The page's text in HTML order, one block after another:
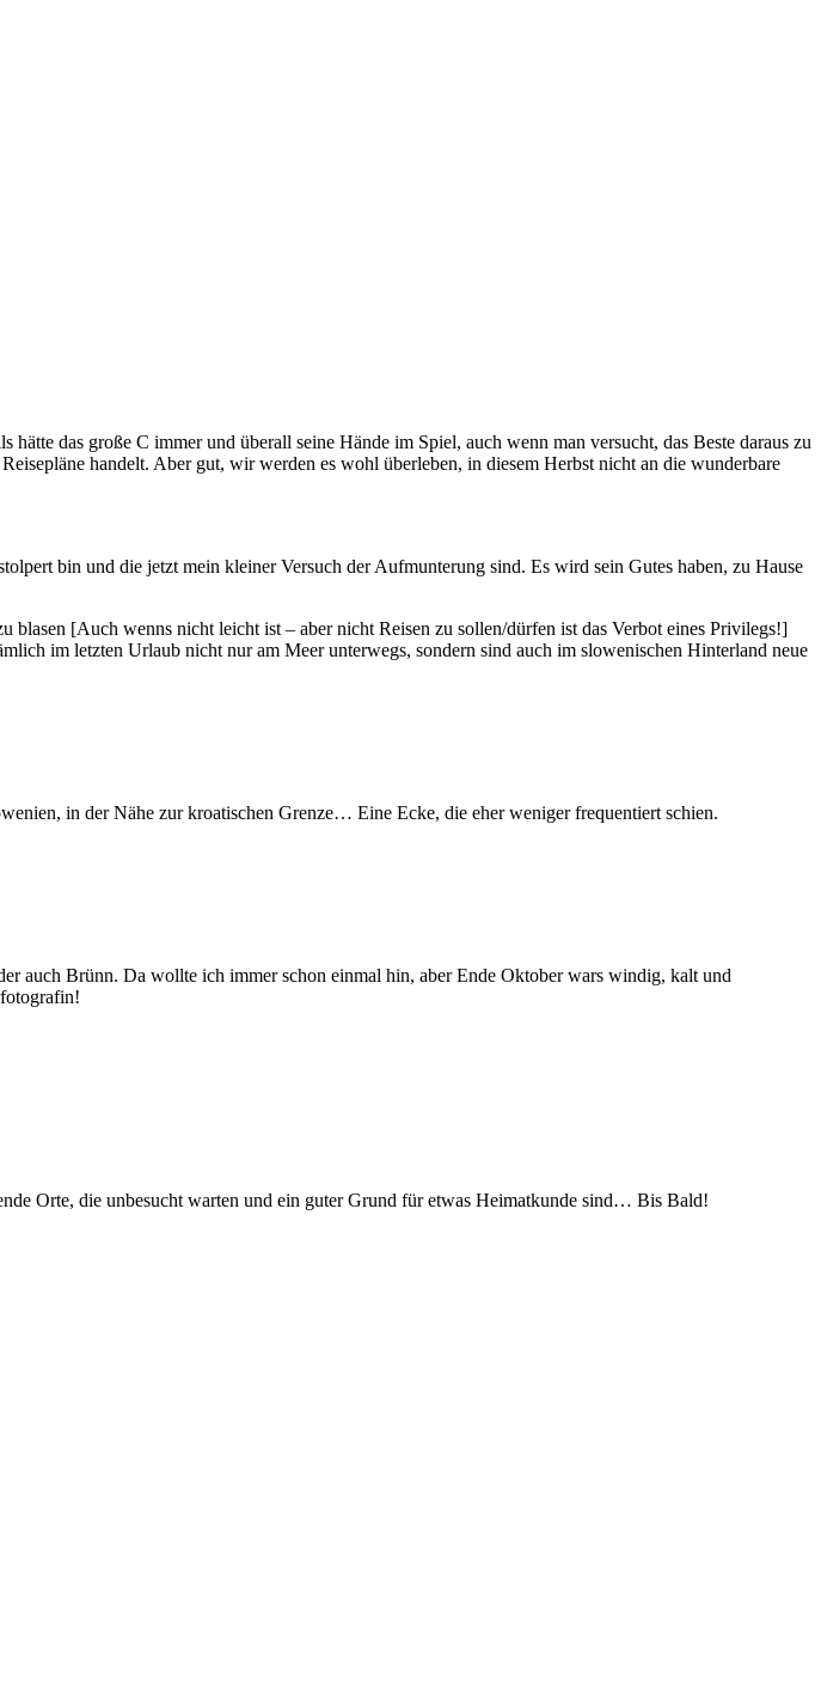
das große C immer und überall seine Hände im Spiel, auch wenn man versucht, das Beste daraus zu
handelt. Aber gut, wir werden es wohl überleben, in diesem Herbst nicht an die wunderbare
bin und die jetzt mein kleiner Versuch der Aufmunterung sind. Es wird sein Gutes haben, zu Hause
[Auch wenns nicht leicht ist – aber nicht Reisen zu sollen/dürfen ist das Verbot eines Privilegs!]
im letzten Urlaub nicht nur am Meer unterwegs, sondern sind auch im slowenischen Hinterland neue
in der Nähe zur kroatischen Grenze… Eine Ecke, die eher weniger frequentiert schien.
auch Brünn. Da wollte ich immer schon einmal hin, aber Ende Oktober wars windig, kalt und
Orte, die unbesucht warten und ein guter Grund für etwas Heimatkunde sind… Bis Bald!